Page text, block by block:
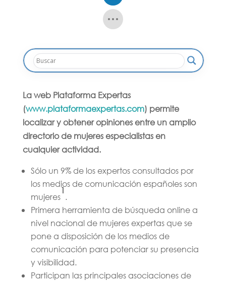
La web Plataforma Expertas
(www.plataformaexpertas.com) permite
localizar y obtener opiniones entre un amplio
directorio de mujeres especialistas en
cualquier actividad.
Sólo un 9% de los expertos consultados por
los medios de comunicación españoles son
mujeres
1
.
Primera herramienta de búsqueda online a
nivel nacional de mujeres expertas que se
pone a disposición de los medios de
comunicación para potenciar su presencia
y visibilidad.
Participan las principales asociaciones de